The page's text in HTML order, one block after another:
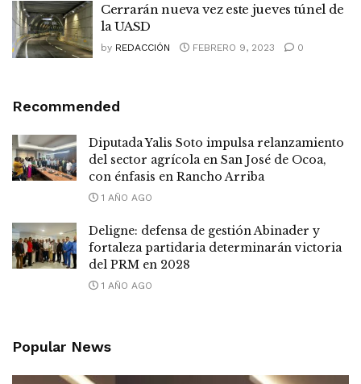
Cerrarán nueva vez este jueves túnel de
la UASD
by REDACCIÓN FEBRERO 9, 2023 0
Recommended
Diputada Yalis Soto impulsa relanzamiento
del sector agrícola en San José de Ocoa,
con énfasis en Rancho Arriba
1 AÑO AGO
Deligne: defensa de gestión Abinader y
fortaleza partidaria determinarán victoria
del PRM en 2028
1 AÑO AGO
Popular News